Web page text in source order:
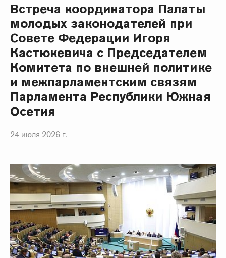
Встреча координатора Палаты
молодых законодателей при
Совете Федерации Игоря
Кастюкевича с Председателем
Комитета по внешней политике
и межпарламентским связям
Парламента Республики Южная
Осетия
24 июля 2026 г.